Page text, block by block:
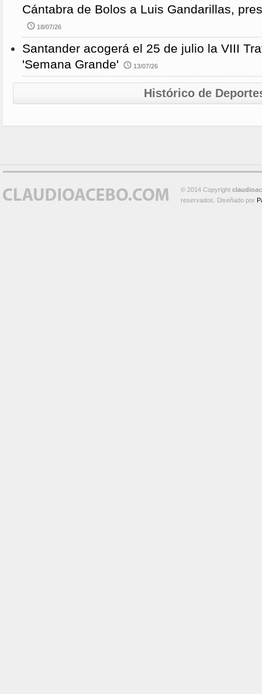
Cántabra de Bolos a Luis Gandarillas,
18/07/26
Santander acogerá el 25 de julio la VIII
'Semana Grande'
13/07/26
Histórico de
© 2014 Copyright
reservados. Diseñado por